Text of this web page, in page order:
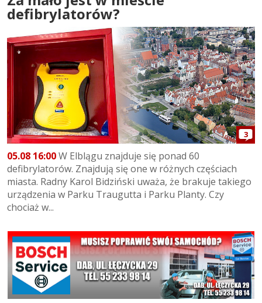
defibrylatorów?
3
05.08 16:00W Elblągu znajduje się ponad 60
defibrylatorów. Znajdują się one w różnych częściach
miasta. Radny Karol Bidziński uważa, że brakuje takiego
urządzenia w Parku Traugutta i Parku Planty. Czy
chociaż w...